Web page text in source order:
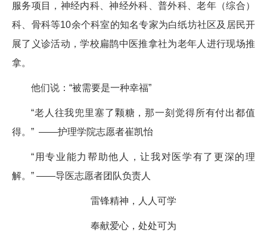
服务项目，神经内科、神经外科、普外科、老年（综合）
科、骨科等10余个科室的知名专家为白纸坊社区及居民开
展了义诊活动，学校扁鹊中医推拿社为老年人进行现场推
拿。
他们说：“被需要是一种幸福”
“老人往我兜里塞了颗糖，那一刻觉得所有付出都值
得。” ——护理学院志愿者崔凯怡
“用专业能力帮助他人，让我对医学有了更深的理
解。” ——导医志愿者团队负责人
雷锋精神，人人可学
奉献爱心，处处可为